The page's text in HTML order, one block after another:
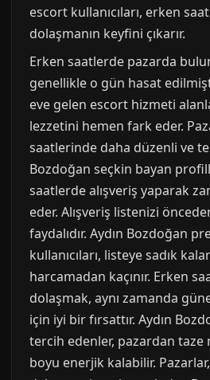
escort kullanıcıları, erken
dolaşmanın keyfini çıkarır.
Erken saatlerde pazarda
genellikle o gün hasat
eve gelen escort hizmeti
lezzetini hemen fark eder.
saatlerinde daha düzenli ve
Bozdoğan seçkin bayan
saatlerde alışveriş yaparak
eder. Alışveriş listenizi
faydalıdır. Aydın Bozdoğan
kullanıcıları, listeye sadık
harcamadan kaçınır. Erken
dolaşmak, aynı zamanda
için iyi bir fırsattır. Aydın
tercih edenler, pazardan taze
boyu enerjik kalabilir.